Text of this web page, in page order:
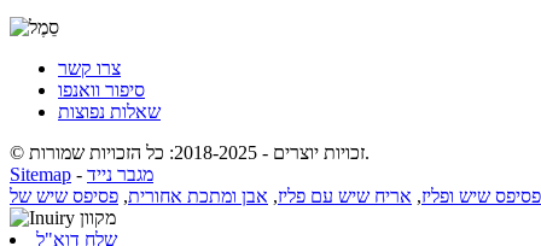
צרו קשר
סיפור וואנפו
שאלות נפוצות
© זכויות יוצרים - 2018-2025: כל הזכויות שמורות.
Sitemap - מגבר נייד
שיש ופליז, אריח שיש עם פליז, אבן ומתכת אחורית,
שלח דוא"ל